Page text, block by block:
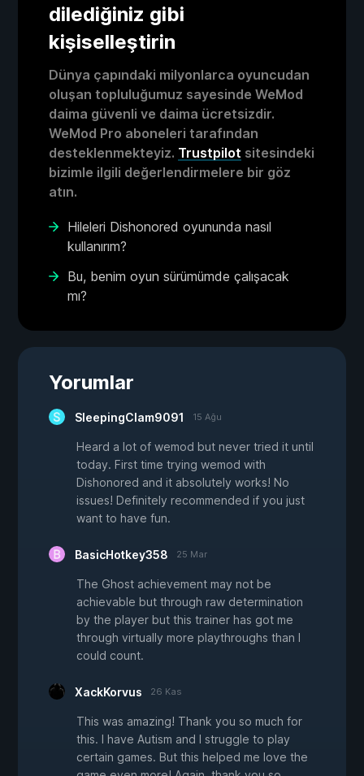
dilediğiniz gibi
kişiselleştirin
Dünya çapındaki milyonlarca oyuncudan
oluşan topluluğumuz sayesinde WeMod
daima güvenli ve daima ücretsizdir.
WeMod Pro aboneleri tarafından
desteklenmekteyiz. Trustpilot sitesindeki
bizimle ilgili değerlendirmelere bir göz
atın.
Hileleri Dishonored oyununda nasıl
kullanırım?
Bu, benim oyun sürümümde çalışacak
mı?
Yorumlar
SleepingClam9091 15 Ağu
Heard a lot of wemod but never tried it until
today. First time trying wemod with
Dishonored and it absolutely works! No
issues! Definitely recommended if you just
want to have fun.
BasicHotkey358 25 Mar
The Ghost achievement may not be
achievable but through raw determination
by the player but this trainer has got me
through virtually more playthroughs than I
could count.
XackKorvus 26 Kas
This was amazing! Thank you so much for
this. I have Autism and I struggle to play
certain games. But this helped me love the